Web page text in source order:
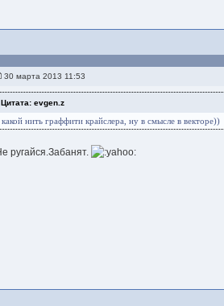
30 марта 2013 11:53
Цитата: evgen.z
какой нить граффити крайслера, ну в смысле в векторе))
ругайся.Забанят.